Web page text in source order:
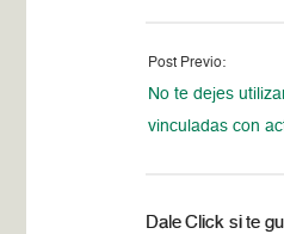
Post Previo:
No te dejes
vinculadas con
Dale Click si te